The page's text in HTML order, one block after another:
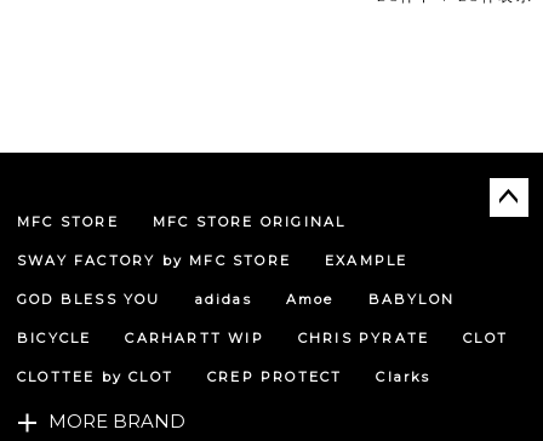
MFC STORE MFC STORE ORIGINAL
SWAY FACTORY by MFC STORE EXAMPLE
GOD BLESS YOU adidas Amoe BABYLON
BICYCLE CARHARTT WIP CHRIS PYRATE CLOT
CLOTTEE by CLOT CREP PROTECT Clarks
MORE BRAND